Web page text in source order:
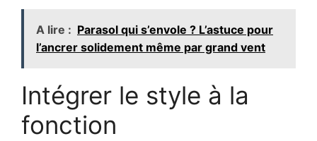
A lire : Parasol qui s’envole ? L’astuce pour
l’ancrer solidement même par grand vent
Intégrer le style à la
fonction